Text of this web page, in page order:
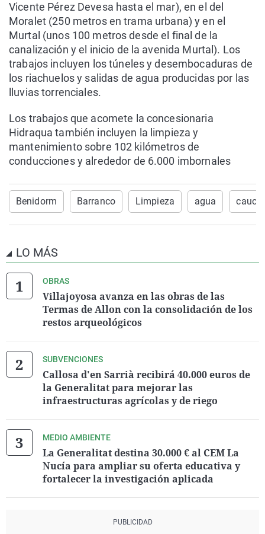
Vicente Pérez Devesa hasta el mar), en el del
Moralet (250 metros en trama urbana) y en el
Murtal (unos 100 metros desde el final de la
canalización y el inicio de la avenida Murtal). Los
trabajos incluyen los túneles y desembocaduras de
los riachuelos y salidas de agua producidas por las
lluvias torrenciales.
Los trabajos que acomete la concesionaria
Hidraqua también incluyen la limpieza y
mantenimiento sobre 102 kilómetros de
conducciones y alrededor de 6.000 imbornales
Benidorm Barranco Limpieza agua cauce
LO MÁS
OBRAS
Villajoyosa avanza en las obras de las
Termas de Allon con la consolidación de los
restos arqueológicos
SUBVENCIONES
Callosa d'en Sarrià recibirá 40.000 euros de
la Generalitat para mejorar las
infraestructuras agrícolas y de riego
MEDIO AMBIENTE
La Generalitat destina 30.000 € al CEM La
Nucía para ampliar su oferta educativa y
fortalecer la investigación aplicada